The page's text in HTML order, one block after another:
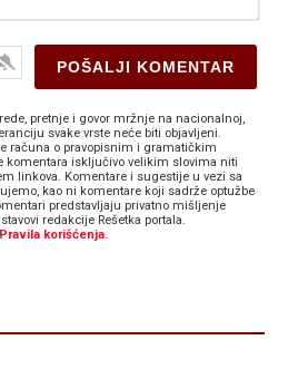
pretnje i govor mržnje na nacionalnoj,
svake vrste neće biti objavljeni.
računa o pravopisnim i gramatičkim
komentara isključivo velikim slovima niti
linkova. Komentare i sugestije u vezi sa
kao ni komentare koji sadrže optužbe
predstavljaju privatno mišljenje
redakcije Rešetka portala.
korišćenja.